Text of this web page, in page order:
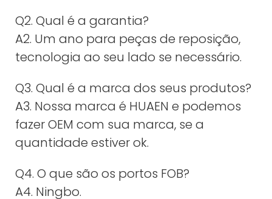
Q2. Qual é a garantia?
A2. Um ano para peças de reposição,
tecnologia ao seu lado se necessário.
Q3. Qual é a marca dos seus produtos?
A3. Nossa marca é HUAEN e podemos
fazer OEM com sua marca, se a
quantidade estiver ok.
Q4. O que são os portos FOB?
A4. Ningbo.